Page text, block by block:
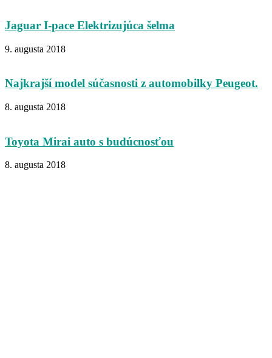
Jaguar I-pace Elektrizujúca šelma
9. augusta 2018
Najkrajší model súčasnosti z automobilky Peugeot.
8. augusta 2018
Toyota Mirai auto s budúcnosťou
8. augusta 2018